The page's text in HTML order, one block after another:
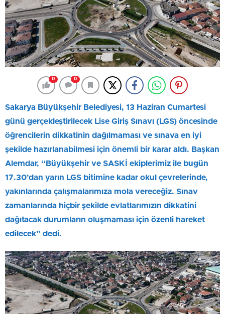
0 0
Sakarya Büyükşehir Belediyesi, 13 Haziran Cumartesi
günü gerçekleştirilecek Lise Giriş Sınavı (LGS) öncesinde
öğrencilerin dikkatinin dağılmaması ve sınava en iyi
şekilde hazırlanabilmesi için önemli bir karar aldı. Başkan
Alemdar, “Büyükşehir ve SASKİ ekiplerimiz ile bugün
17.30’dan yarın LGS bitimine kadar okul çevrelerinde,
yakınlarında çalışmalarımıza mola vereceğiz. Sınav
zamanlarında hiçbir şekilde evlatlarımızın dikkatini
dağıtacak durumların oluşmaması için özenli hareket
edilecek” dedi.